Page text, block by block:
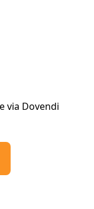
via Dovendi